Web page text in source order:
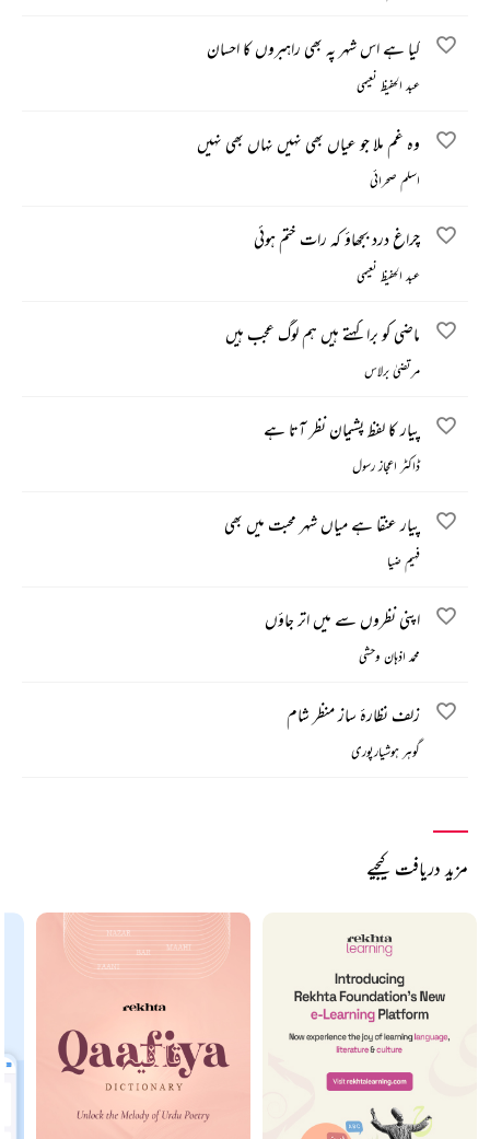
کیا ہے اس شہر پہ بھی راہبروں کا احسان
عبد الحفیظ نعیمی
وہ غم ملا جو عیاں بھی نہیں نہاں بھی نہیں
اسلم صحرائی
چراغ درد بجھاؤ کہ رات ختم ہوئی
عبد الحفیظ نعیمی
ماضی کو برا کہتے ہیں ہم لوگ عجب ہیں
مرتضیٰ برلاس
پیار کا لفظ پشیمان نظر آتا ہے
ڈاکٹر اعجاز رسول
پیار عنقا ہے میاں شہر محبت میں بھی
فہیم ضیا
اپنی نظروں سے میں اتر جاؤں
محمد اذہان وحشی
زلف نظارۂ ساز منظر شام
گوہر ہوشیارپوری
مزید دریافت کیجیے